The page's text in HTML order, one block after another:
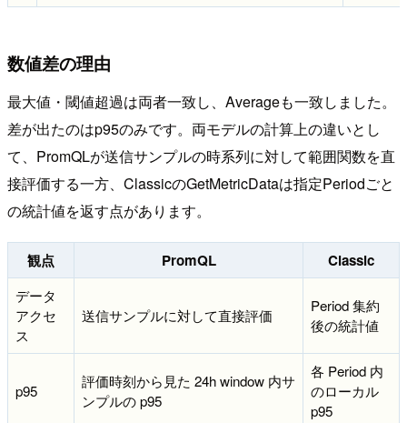
数値差の理由
最大値・閾値超過は両者一致し、Averageも一致しました。
差が出たのはp95のみです。両モデルの計算上の違いとし
て、PromQLが送信サンプルの時系列に対して範囲関数を直
接評価する一方、ClassicのGetMetricDataは指定Periodごと
の統計値を返す点があります。
観点 PromQL Classic
データ
アクセ
ス
送信サンプルに対して直接評価
Period 集約
後の統計値
p95
評価時刻から見た 24h window 内サ
ンプルの p95
各 Period 内
のローカル
p95